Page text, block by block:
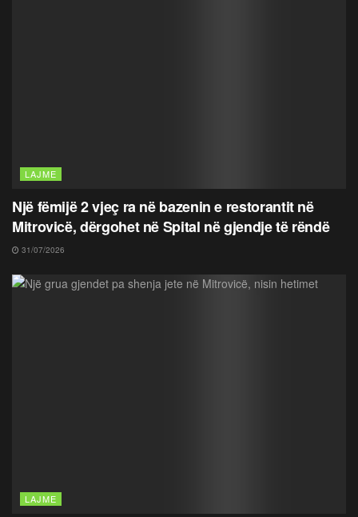
LAJME
Një fëmijë 2 vjeç ra në bazenin e restorantit në
Mitrovicë, dërgohet në Spital në gjendje të rëndë
31/07/2026
LAJME